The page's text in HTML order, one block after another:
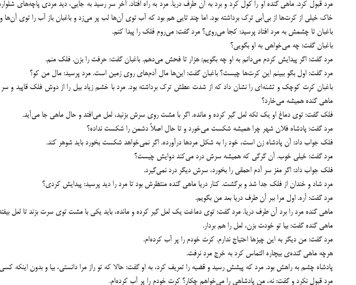
‏مرد قبول کرد. ماهی گنده او را کول کرد و برد به آن طرف دریا. مرد به راه افتاد. آخر سر رسید به جایی، دید مردی پاچه‌های
خاک خیلی از کرت‌ها از بی‌آبی ترک برداشته بود. اما چند تایی هم بود که آب توی آن‌ها لب پر می‌زد و باغبان باز آب را توی
‏باغبان تا چشمش به مرد افتاد پرسید: کجا می‌روی؟ مرد گفت: می‌روم فلک را پیدا کنم.
‏باغبان گفت: چه می‌خواهی به او بگویی؟
‏مرد گفت: اگر پیدایش کردم می‌دانم به او چه بگویم: هزار تا فحش می‌دهم. باغبان گفت: حرفت را بزن. فلک منم.
‏مرد گفت: اول بگو ببینم این کرت‌ها چیست؟ باغبان گفت: این‌ها مال آدم‌های روی زمین است. مرد پرسید: مال من کو؟
‏باغبان کرت کوچک و تشنه‌ای را نشان داد که از شدت عطش ترک برداشته بود. مرد با خشم زیاد بیل را از دوش فلک قاپید
ماهی گنده همیشه می‌خارد؟
‏فلک گفت: توی دماغ او یک تکه لعل گیر کرده و مانده. اگر با مشت روی سرش بزنید، لعل می‌افتد و حال ماهی جا می‌آید.
‏مرد گفت: پادشاه فلان شهر چرا همیشه شکست می‌خورد و تا حال اصلاً دشمن را شکست نداده؟
‏فلک جواب داد: آن پادشاه زن است، خود را به شکل مردها درآورده. اگر نمی‌خواهد شکست بخورد باید شوهر کند.
مرد گفت: خیلی خوب. آن گرگی که همیشه سرش درد می‌کند دوایش چیست؟
فلک جواب داد: اگر مغز سر آدم احمقی را بخورد، سرش دیگر درد نمی‌گیرد.
مرد شاد و خندان از فلک جدا شد و برگشت. کنار دریا ماهی گنده منتظرش بود تا مرد را دید پرسید: پیدایش کردی؟
مرد گفت: آره. اول مرا ببر آن طرف دریا بعد من بگویم.
ماهی گنده مرد را برد آن طرف دریا. مرد گفت: توی دماغت یک لعل گیر کرده و مانده، باید یکی با مشت توی سرت بزند تا لعل
ماهی گنده گفت: بیا تو خودت بزن، لعل را هم بردار.
مرد گفت: من دیگر به این چیزها احتیاج ندارم. کرت خودم را پر آب کرده‌ام.
هرچه ماهی گنده‌ی بیچاره التماس کرد به خرج مرد نرفت.
پادشاه چشم به راهش بود. مرد که پیشش رسید و قضیه را تعریف کرد، به او گفت: حالا که تو راز مرا دانستی، بیا و بدون اینکه
مرد قبول نکرد و گفت: نه، من پادشاهی را می‌خواهم چکار؟ کرت خودم را پر آب کرده‌ام.